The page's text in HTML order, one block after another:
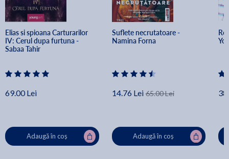
Elias si spioana Carturarilor
IV: Cerul dupa furtuna -
Sabaa Tahir
69.00 Lei
Adaugă în coș
Suflete necrutatoare -
Namina Forna
14.76 Lei 65.00 Lei
Adaugă în coș